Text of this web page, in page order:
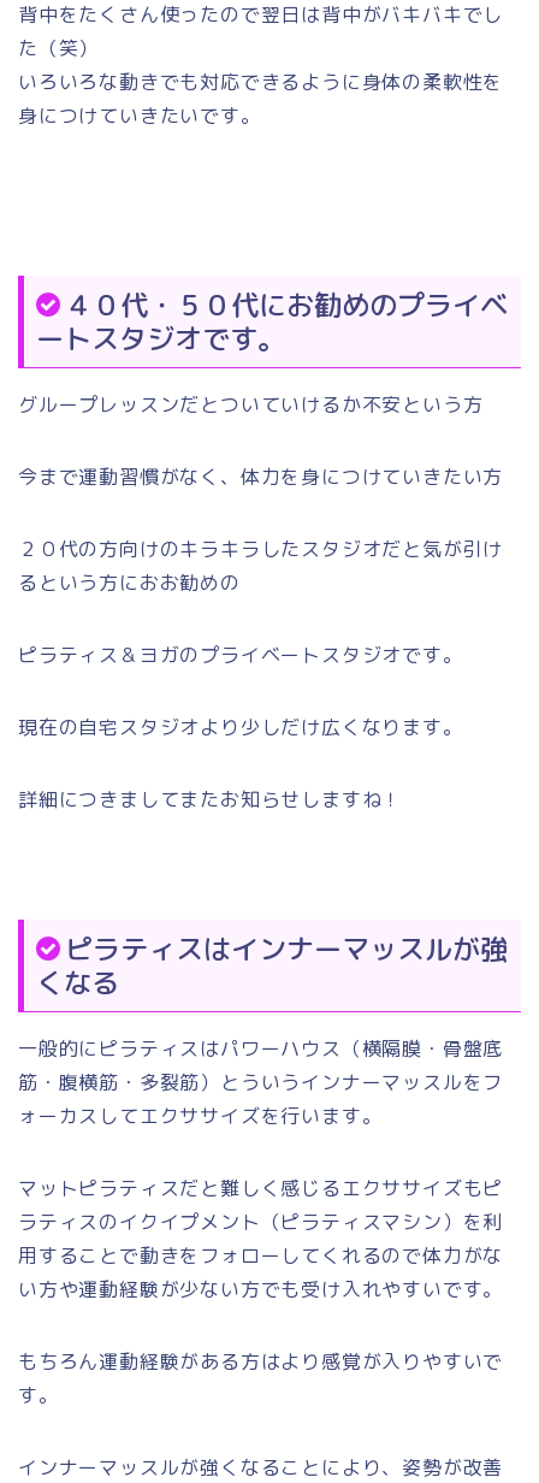
背中をたくさん使ったので翌日は背中がバキバキでし
た（笑）
いろいろな動きでも対応できるように身体の柔軟性を
身につけていきたいです。
４０代・５０代にお勧めのプライベ
ートスタジオです。
グループレッスンだとついていけるか不安という方
今まで運動習慣がなく、体力を身につけていきたい方
２０代の方向けのキラキラしたスタジオだと気が引け
るという方におお勧めの
ピラティス＆ヨガのプライベートスタジオです。
現在の自宅スタジオより少しだけ広くなります。
詳細につきましてまたお知らせしますね！
ピラティスはインナーマッスルが強
くなる
一般的にピラティスはパワーハウス（横隔膜・骨盤底
筋・腹横筋・多裂筋）とういうインナーマッスルをフ
ォーカスしてエクササイズを行います。
マットピラティスだと難しく感じるエクササイズもピ
ラティスのイクイプメント（ピラティスマシン）を利
用することで動きをフォローしてくれるので体力がな
い方や運動経験が少ない方でも受け入れやすいです。
もちろん運動経験がある方はより感覚が入りやすいで
す。
インナーマッスルが強くなることにより、姿勢が改善